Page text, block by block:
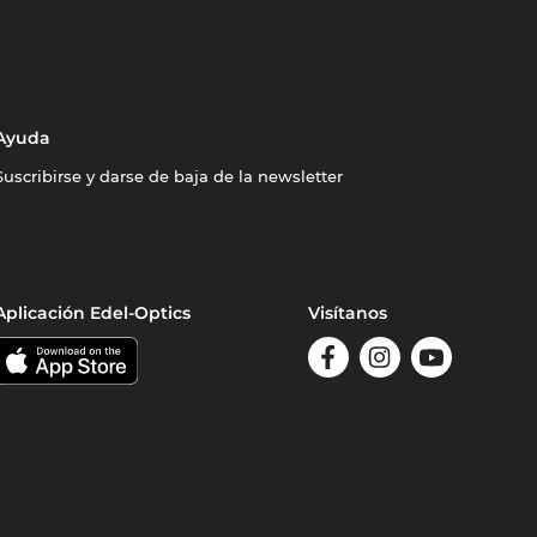
y darse de baja de la newsletter
Edel-Optics Visítanos